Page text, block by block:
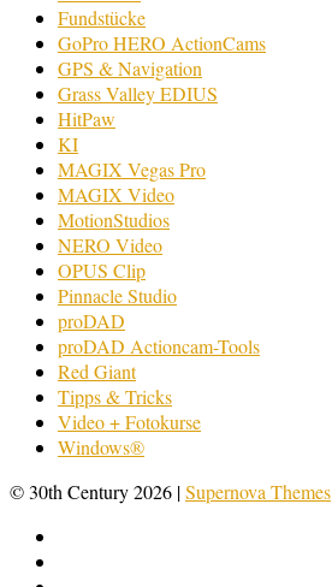
Fundstücke
GoPro HERO ActionCams
GPS & Navigation
Grass Valley EDIUS
HitPaw
KI
MAGIX Vegas Pro
MAGIX Video
MotionStudios
NERO Video
OPUS Clip
Pinnacle Studio
proDAD
proDAD Actioncam-Tools
Red Giant
Tipps & Tricks
Video + Fotokurse
Windows®
© 30th Century 2026 |Supernova Themes